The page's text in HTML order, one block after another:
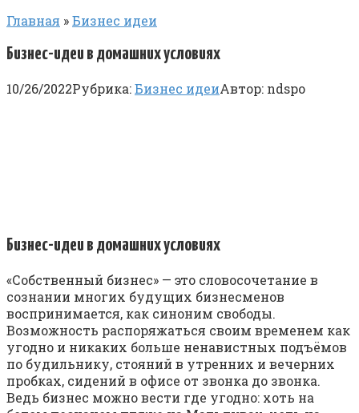
Главная »Бизнес идеи
Бизнес-идеи в домашних условиях
10/26/2022Рубрика:Бизнес идеиАвтор: ndspo
Бизнес-идеи в домашних условиях
«Собственный бизнес» — это словосочетание в
сознании многих будущих бизнесменов
воспринимается, как синоним свободы.
Возможность распоряжаться своим временем как
угодно и никаких больше ненавистных подъёмов
по будильнику, стояний в утренних и вечерних
пробках, сидений в офисе от звонка до звонка.
Ведь бизнес можно вести где угодно: хоть на